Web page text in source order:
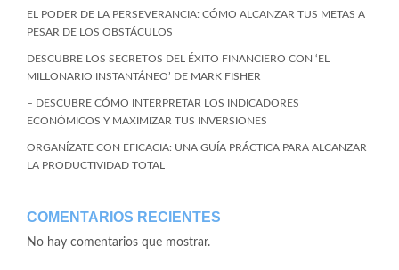
EL PODER DE LA PERSEVERANCIA: CÓMO ALCANZAR TUS METAS A
PESAR DE LOS OBSTÁCULOS
DESCUBRE LOS SECRETOS DEL ÉXITO FINANCIERO CON ‘EL
MILLONARIO INSTANTÁNEO’ DE MARK FISHER
– DESCUBRE CÓMO INTERPRETAR LOS INDICADORES
ECONÓMICOS Y MAXIMIZAR TUS INVERSIONES
ORGANÍZATE CON EFICACIA: UNA GUÍA PRÁCTICA PARA ALCANZAR
LA PRODUCTIVIDAD TOTAL
COMENTARIOS RECIENTES
No hay comentarios que mostrar.